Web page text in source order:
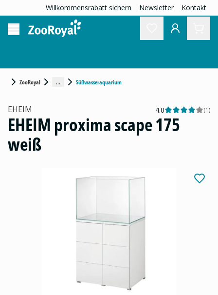
Willkommensrabatt sichern Newsletter Kontakt
ZooRoyal ... Süßwasseraquarium
EHEIM 4.0 (1)
EHEIM proxima scape 175
weiß